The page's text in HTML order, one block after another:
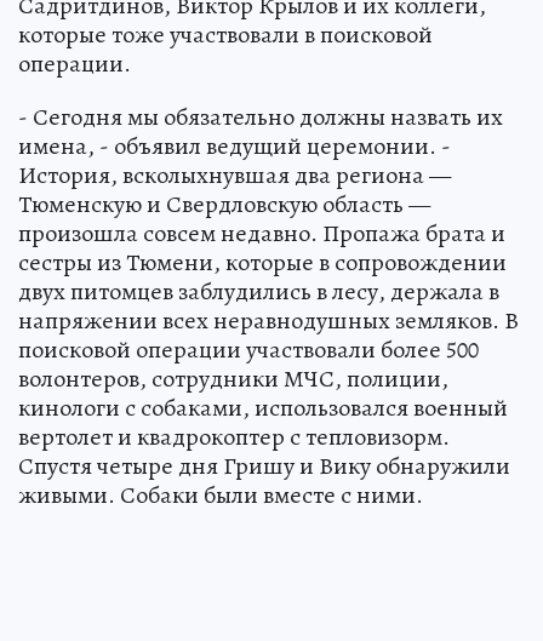
которые тоже участвовали в поисковой
операции.
- Сегодня мы обязательно должны назвать их
имена, - объявил ведущий церемонии. -
История, всколыхнувшая два региона —
Тюменскую и Свердловскую область —
произошла совсем недавно. Пропажа брата и
сестры из Тюмени, которые в сопровождении
двух питомцев заблудились в лесу, держала в
напряжении всех неравнодушных земляков. В
поисковой операции участвовали более 500
волонтеров, сотрудники МЧС, полиции,
кинологи с собаками, использовался военный
вертолет и квадрокоптер с тепловизорм.
Спустя четыре дня Гришу и Вику обнаружили
живыми. Собаки были вместе с ними.